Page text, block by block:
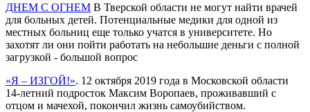
ДНЕМ С ОГНЕМ В Тверской области не могут найти врачей
для больных детей. Потенциальные медики для одной из
местных больниц еще только учатся в университете. Но
захотят ли они пойти работать на небольшие деньги с полной
загрузкой - большой вопрос
«Я – ИЗГОЙ!». 12 октября 2019 года в Московской области
14-летний подросток Максим Воропаев, проживавший с
отцом и мачехой, покончил жизнь самоубийством.